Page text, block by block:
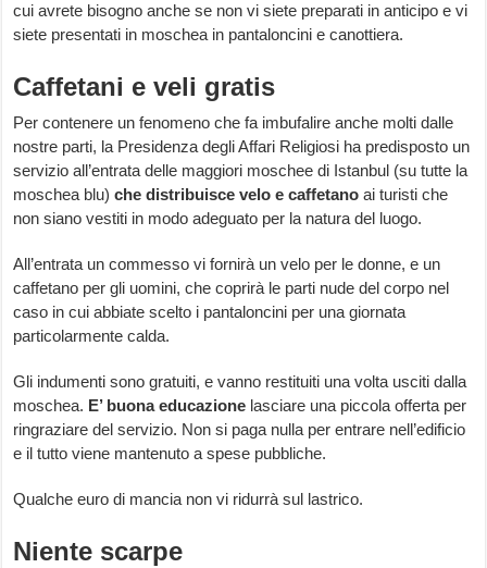
cui avrete bisogno anche se non vi siete preparati in anticipo e vi
siete presentati in moschea in pantaloncini e canottiera.
Caffetani e veli gratis
Per contenere un fenomeno che fa imbufalire anche molti dalle
nostre parti, la Presidenza degli Affari Religiosi ha predisposto un
servizio all’entrata delle maggiori moschee di Istanbul (su tutte la
moschea blu)che distribuisce velo e caffetanoai turisti che
non siano vestiti in modo adeguato per la natura del luogo.
All’entrata un commesso vi fornirà un velo per le donne, e un
caffetano per gli uomini, che coprirà le parti nude del corpo nel
caso in cui abbiate scelto i pantaloncini per una giornata
particolarmente calda.
Gli indumenti sono gratuiti, e vanno restituiti una volta usciti dalla
moschea. E’ buona educazione lasciare una piccola offerta per
ringraziare del servizio. Non si paga nulla per entrare nell’edificio
e il tutto viene mantenuto a spese pubbliche.
Qualche euro di mancia non vi ridurrà sul lastrico.
Niente scarpe